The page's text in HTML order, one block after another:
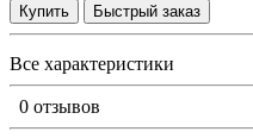
Купить
Быстрый заказ
Все характеристики
0 отзывов